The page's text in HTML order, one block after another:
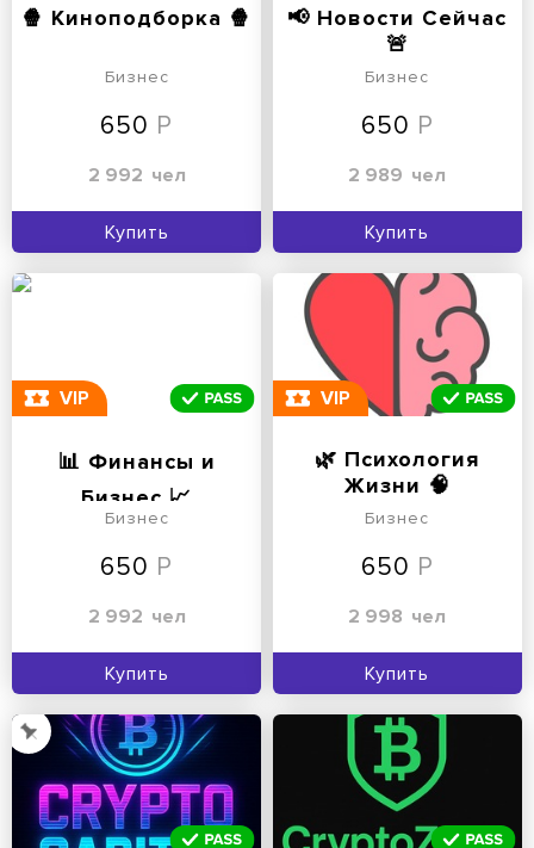
🍿 Киноподборка 🍿
Бизнес
650
2 992 чел
Купить
📢 Новости Сейчас
🚨
Бизнес
650
2 989 чел
Купить
VIP
📊 Финансы и
Бизнес 📈
Бизнес
650
2 992 чел
Купить
VIP
🌿 Психология
Жизни 🧠
Бизнес
650
2 998 чел
Купить